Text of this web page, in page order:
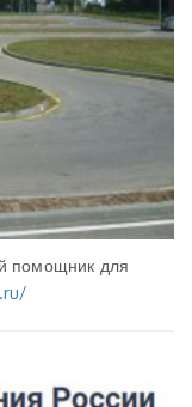
помощник для